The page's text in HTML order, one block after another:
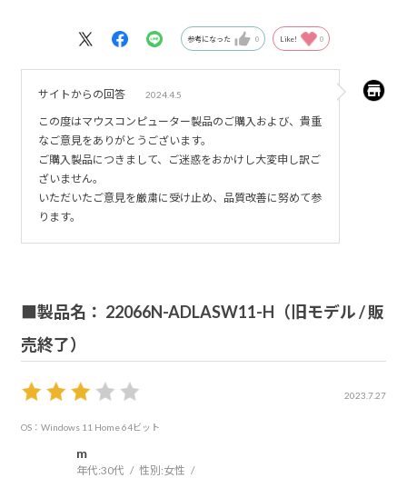
た。答えはそういった報告はないとのこと。2台の別の機種
のメーカーのPCは4台購入したが、流石に信用はなくなっ
問い合わせ後に他メーカーPCを購入したがその様な問題は
起きていない。
参考になった 0 Like! 0
サイトからの回答 2024.4.5
この度はマウスコンピューター製品のご購入および、貴重
なご意見をありがとうございます。
ご購入製品につきまして、ご迷惑をおかけし大変申し訳ご
ざいません。
いただいたご意見を厳粛に受け止め、品質改善に努めて参
ります。
■製品名： 22066N-ADLASW11-H（旧モデル / 販
売終了）
2023.7.27
OS：Windows 11 Home 64ビット
m
年代:30代 性別:女性